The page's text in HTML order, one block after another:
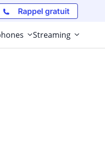
Rappel gratuit
Streaming